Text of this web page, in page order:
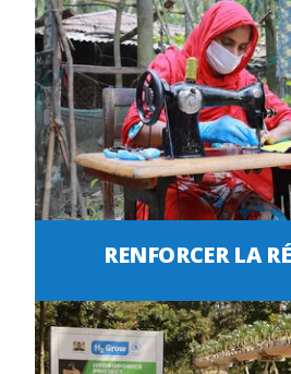
RENFORCER LA